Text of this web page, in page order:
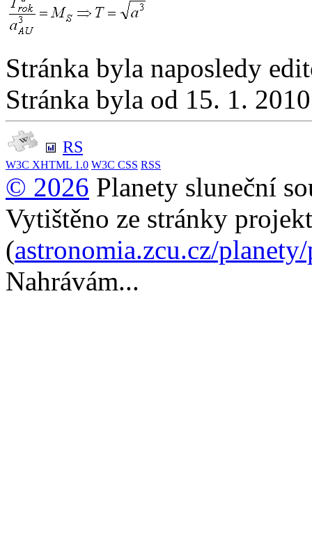
Stránka byla naposledy
Stránka byla od 15. 1.
RS
W3C XHTML 1.0 W3C CSS RSS
© 2026 Planety sluneční
Vytištěno ze stránky
(astronomia.zcu.cz/
Nahrávám...